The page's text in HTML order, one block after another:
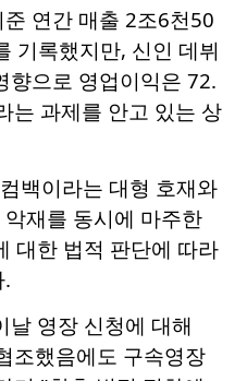
연간 매출 2조6천50
기록했지만, 신인 데뷔
향으로 영업이익은 72.
는 과제를 안고 있는 상
백이라는 대형 호재와
재를 동시에 마주한
대한 법적 판단에 따라
날 영장 신청에 대해
조했음에도 구속영장